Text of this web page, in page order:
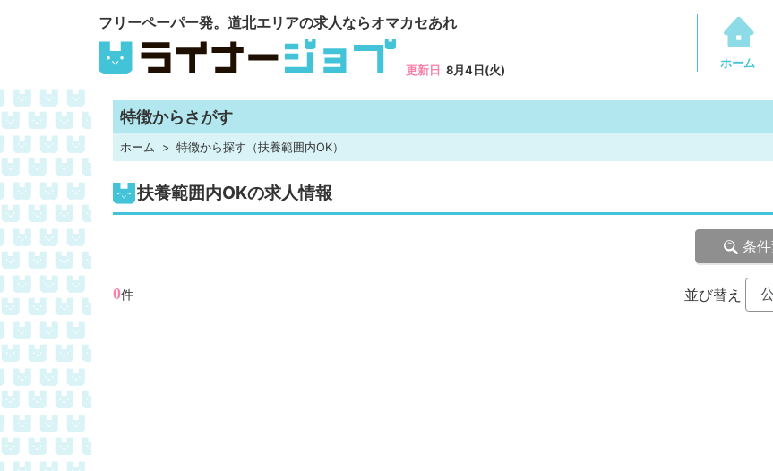
フリーペーパー発。道北エリアの求人ならオマカセあれ
更新日 8月4日(火)
ホーム
特徴からさがす
ホーム 特徴から探す（扶養範囲内OK）
扶養範囲内OKの求人情報
条
0件 並び替え